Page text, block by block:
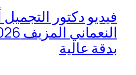
فيديو دكتور
بدقة عالية